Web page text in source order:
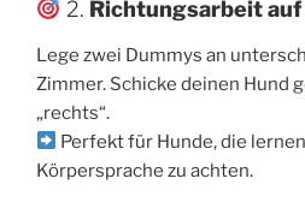
2. Richtungsarbeit auf
Lege zwei Dummys an
Zimmer. Schicke deinen Hund
„rechts“.
Perfekt für Hunde, die
Körpersprache zu achten.